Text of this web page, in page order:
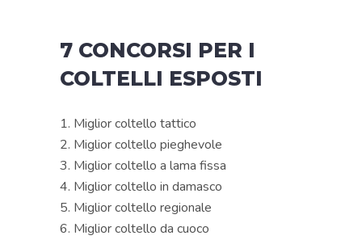
7 CONCORSI PER I
COLTELLI ESPOSTI
Miglior coltello tattico
Miglior coltello pieghevole
Miglior coltello a lama fissa
Miglior coltello in damasco
Miglior coltello regionale
Miglior coltello da cuoco